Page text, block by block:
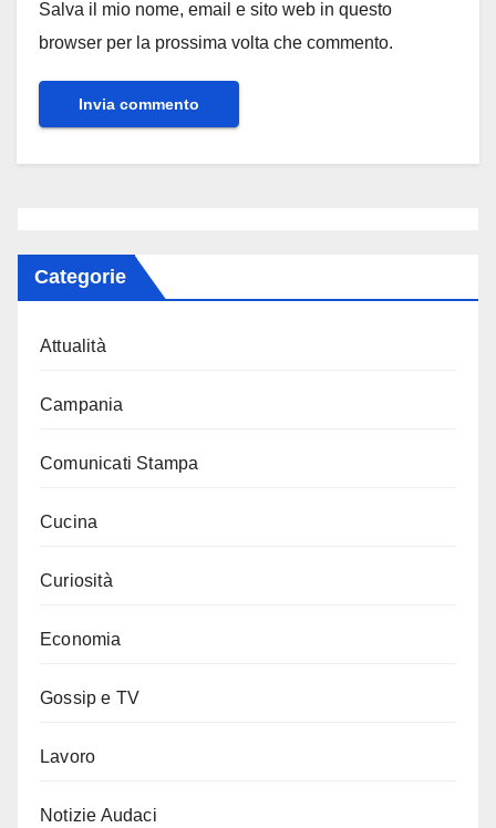
Salva il mio nome, email e sito web in questo
browser per la prossima volta che commento.
Categorie
Attualità
Campania
Comunicati Stampa
Cucina
Curiosità
Economia
Gossip e TV
Lavoro
Notizie Audaci